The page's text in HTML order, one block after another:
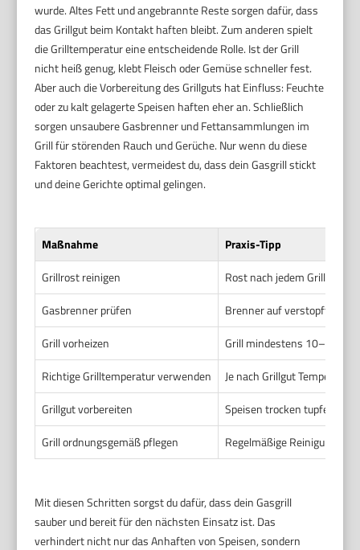
wurde. Altes Fett und angebrannte Reste sorgen dafür, dass
das Grillgut beim Kontakt haften bleibt. Zum anderen spielt
die Grilltemperatur eine entscheidende Rolle. Ist der Grill
nicht heiß genug, klebt Fleisch oder Gemüse schneller fest.
Aber auch die Vorbereitung des Grillguts hat Einfluss: Feuchte
oder zu kalt gelagerte Speisen haften eher an. Schließlich
sorgen unsaubere Gasbrenner und Fettansammlungen im
Grill für störenden Rauch und Gerüche. Nur wenn du diese
Faktoren beachtest, vermeidest du, dass dein Gasgrill stickt
und deine Gerichte optimal gelingen.
Maßnahme
Praxis-Tipp
Grillrost reinigen
Rost nach jedem Grillen
Gasbrenner prüfen
Brenner auf verstopfte
Grill vorheizen
Grill mindestens 10–15
Richtige Grilltemperatur verwenden
Je nach Grillgut
Grillgut vorbereiten
Speisen trocken tupfen
Grill ordnungsgemäß pflegen
Regelmäßige Reinigung
Mit diesen Schritten sorgst du dafür, dass dein Gasgrill
sauber und bereit für den nächsten Einsatz ist. Das
verhindert nicht nur das Anhaften von Speisen, sondern